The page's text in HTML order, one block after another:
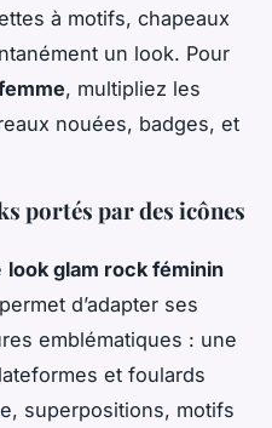
à motifs, chapeaux
un look. Pour
, multipliez les
nouées, badges, et
portés par des icônes
look glam rock féminin
permet d’adapter ses
emblématiques : une
et foulards
superpositions, motifs